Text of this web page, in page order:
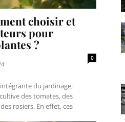
choisir et
pour
?
0
du jardinage,
des tomates, des
rosiers. En effet, ces